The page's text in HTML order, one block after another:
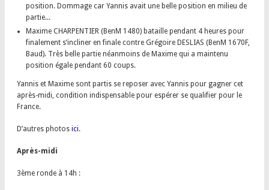
position. Dommage car Yannis avait une belle position en milieu de
partie...
Maxime CHARPENTIER (BenM 1480) bataille pendant 4 heures pour
finalement s’incliner en finale contre Grégoire DESLIAS (BenM 1670F,
Baud). Très belle partie néanmoins de Maxime qui a maintenu
position égale pendant 60 coups.
Yannis et Maxime sont partis se reposer avec Yannis pour gagner cet
après-midi, condition indispensable pour espérer se qualifier pour le
France.
D’autres photos ici.
Après-midi
3ème ronde à 14h :